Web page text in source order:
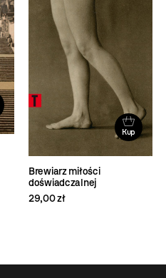
Kup
Brewiarz miłości
doświadczalnej
29,00 zł